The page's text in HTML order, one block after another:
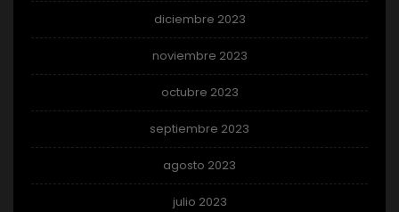
diciembre 2023
noviembre 2023
octubre 2023
septiembre 2023
agosto 2023
julio 2023